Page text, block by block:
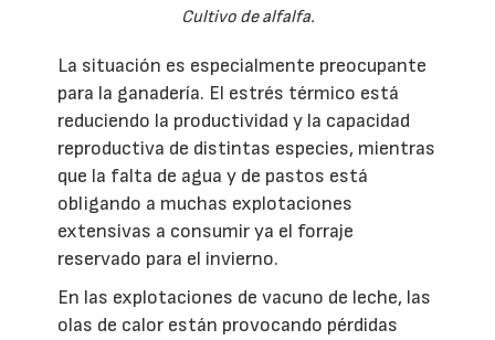
Cultivo de alfalfa.
La situación es especialmente preocupante
para la ganadería. El estrés térmico está
reduciendo la productividad y la capacidad
reproductiva de distintas especies, mientras
que la falta de agua y de pastos está
obligando a muchas explotaciones
extensivas a consumir ya el forraje
reservado para el invierno.
En las explotaciones de vacuno de leche, las
olas de calor están provocando pérdidas